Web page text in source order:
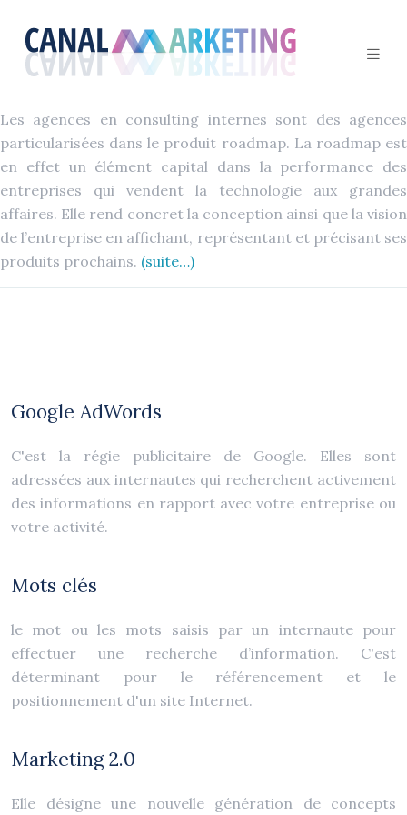
Les agences en consulting internes sont des agences
particularisées dans le produit roadmap. La roadmap est
en effet un élément capital dans la performance des
entreprises qui vendent la technologie aux grandes
affaires. Elle rend concret la conception ainsi que la vision
de l’entreprise en affichant, représentant et précisant ses
produits prochains. (suite…)
Google AdWords
C'est la régie publicitaire de Google. Elles sont
adressées aux internautes qui recherchent activement
des informations en rapport avec votre entreprise ou
votre activité.
Mots clés
le mot ou les mots saisis par un internaute pour
effectuer une recherche d’information. C'est
déterminant pour le référencement et le
positionnement d'un site Internet.
Marketing 2.0
Elle désigne une nouvelle génération de concepts